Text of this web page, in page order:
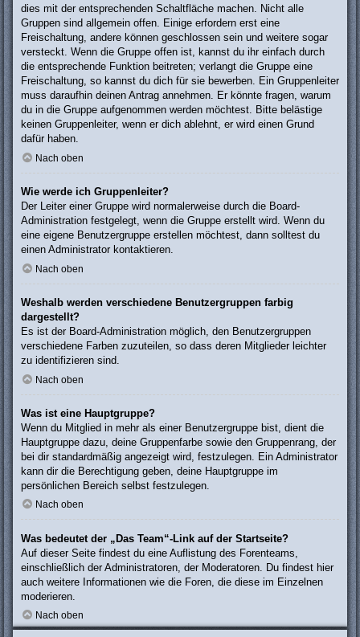
dies mit der entsprechenden Schaltfläche machen. Nicht alle
Gruppen sind allgemein offen. Einige erfordern erst eine
Freischaltung, andere können geschlossen sein und weitere sogar
versteckt. Wenn die Gruppe offen ist, kannst du ihr einfach durch
die entsprechende Funktion beitreten; verlangt die Gruppe eine
Freischaltung, so kannst du dich für sie bewerben. Ein Gruppenleiter
muss daraufhin deinen Antrag annehmen. Er könnte fragen, warum
du in die Gruppe aufgenommen werden möchtest. Bitte belästige
keinen Gruppenleiter, wenn er dich ablehnt, er wird einen Grund
dafür haben.
Nach oben
Wie werde ich Gruppenleiter?
Der Leiter einer Gruppe wird normalerweise durch die Board-
Administration festgelegt, wenn die Gruppe erstellt wird. Wenn du
eine eigene Benutzergruppe erstellen möchtest, dann solltest du
einen Administrator kontaktieren.
Nach oben
Weshalb werden verschiedene Benutzergruppen farbig
dargestellt?
Es ist der Board-Administration möglich, den Benutzergruppen
verschiedene Farben zuzuteilen, so dass deren Mitglieder leichter
zu identifizieren sind.
Nach oben
Was ist eine Hauptgruppe?
Wenn du Mitglied in mehr als einer Benutzergruppe bist, dient die
Hauptgruppe dazu, deine Gruppenfarbe sowie den Gruppenrang, der
bei dir standardmäßig angezeigt wird, festzulegen. Ein Administrator
kann dir die Berechtigung geben, deine Hauptgruppe im
persönlichen Bereich selbst festzulegen.
Nach oben
Was bedeutet der „Das Team“-Link auf der Startseite?
Auf dieser Seite findest du eine Auflistung des Forenteams,
einschließlich der Administratoren, der Moderatoren. Du findest hier
auch weitere Informationen wie die Foren, die diese im Einzelnen
moderieren.
Nach oben